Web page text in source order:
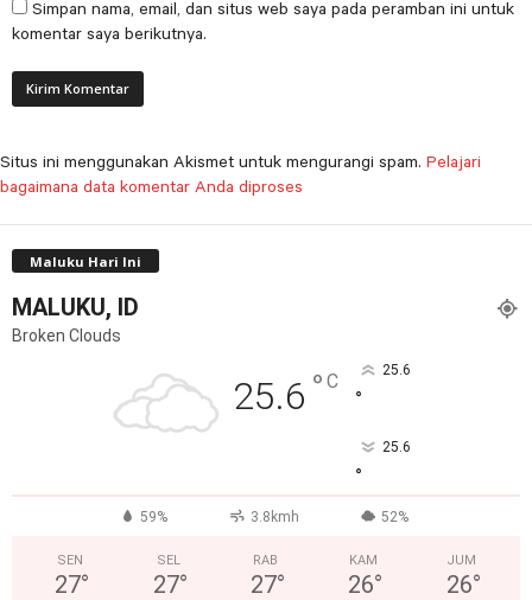
Simpan nama, email, dan situs web saya pada peramban ini untuk
komentar saya berikutnya.
Situs ini menggunakan Akismet untuk mengurangi spam. Pelajari
bagaimana data komentar Anda diproses
Maluku Hari Ini
MALUKU, ID
Broken Clouds
25.6 ° C 25.6
°
25.6
°
59% 3.8kmh 52%
SEN
27°
SEL
27°
RAB
27°
KAM
26°
JUM
26°